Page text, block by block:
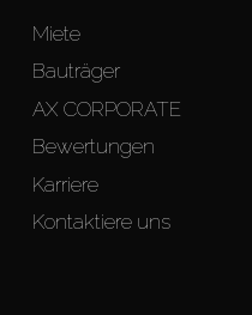
Miete
Bauträger
AX CORPORATE
Bewertungen
Karriere
Kontaktiere uns